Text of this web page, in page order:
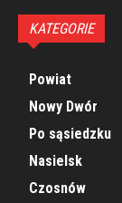
KATEGORIE
Powiat
Nowy Dwór
Po sąsiedzku
Nasielsk
Czosnów